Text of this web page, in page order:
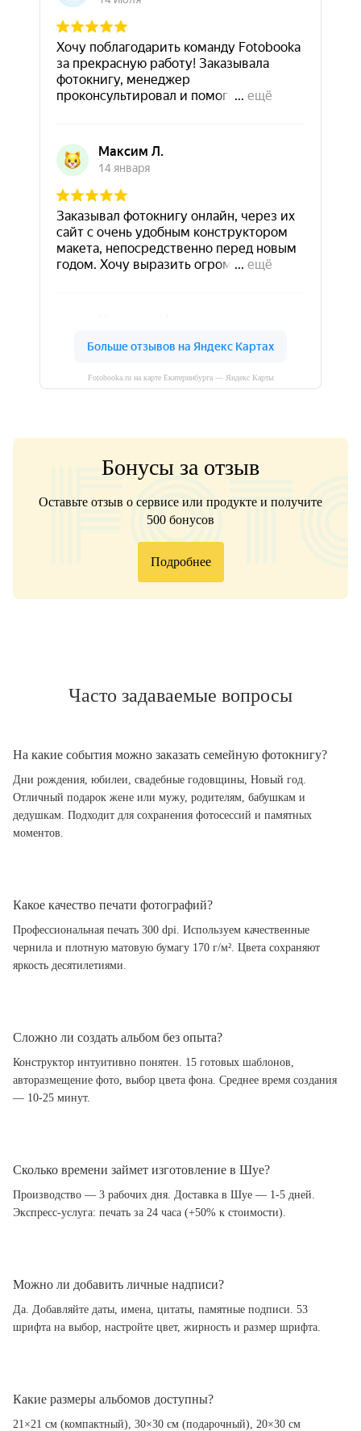
Fotobooka.ru на карте Екатеринбурга — Яндекс Карты
Бонусы за отзыв
Оставьте отзыв о сервисе или продукте и получите
500 бонусов
Подробнее
Часто задаваемые вопросы
На какие события можно заказать семейную фотокнигу?
Дни рождения, юбилеи, свадебные годовщины, Новый год.
Отличный подарок жене или мужу, родителям, бабушкам и
дедушкам. Подходит для сохранения фотосессий и памятных
моментов.
Какое качество печати фотографий?
Профессиональная печать 300 dpi. Используем качественные
чернила и плотную матовую бумагу 170 г/м². Цвета сохраняют
яркость десятилетиями.
Сложно ли создать альбом без опыта?
Конструктор интуитивно понятен. 15 готовых шаблонов,
авторазмещение фото, выбор цвета фона. Среднее время создания
— 10-25 минут.
Сколько времени займет изготовление в Шуе?
Производство — 3 рабочих дня. Доставка в Шуе — 1-5 дней.
Экспресс-услуга: печать за 24 часа (+50% к стоимости).
Можно ли добавить личные надписи?
Да. Добавляйте даты, имена, цитаты, памятные подписи. 53
шрифта на выбор, настройте цвет, жирность и размер шрифта.
Какие размеры альбомов доступны?
21×21 см (компактный), 30×30 см (подарочный), 20×30 см